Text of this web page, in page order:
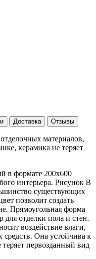
Доставка Отзывы
материалов,
керамика не теряет
в формате 200x600
интерьера. Рисунок В
существующих
позволит создать
Прямоугольная форма
отделки пола и стен.
воздействие влаги,
Она устойчива к
первозданный вид